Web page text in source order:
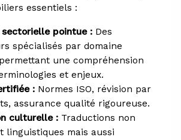
essentiels :
sectorielle pointue :Des
spécialisés par domaine
une compréhension
et enjeux.
:Normes ISO, révision par
assurance qualité rigoureuse.
culturelle :Traductions non
linguistiques mais aussi